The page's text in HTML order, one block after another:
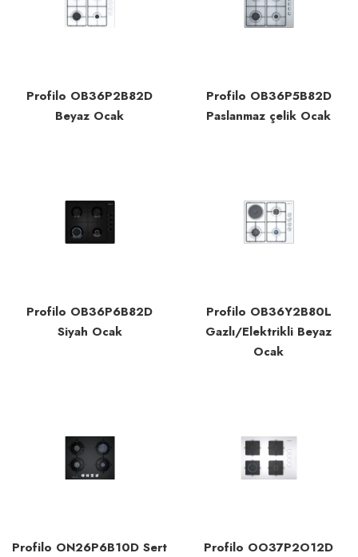
Profilo OB36P2B82D
Beyaz Ocak
Profilo OB36P5B82D
Paslanmaz çelik Ocak
Profilo OB36P6B82D
Siyah Ocak
Profilo OB36Y2B80L
Gazlı/Elektrikli Beyaz
Ocak
Profilo ON26P6B10D Sert
Profilo OO37P2O12D